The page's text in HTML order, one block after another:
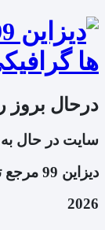
درحال بروز
سایت در حال
دیزاین 99 مرجع تخصصی طرح های گرافیکی
2026